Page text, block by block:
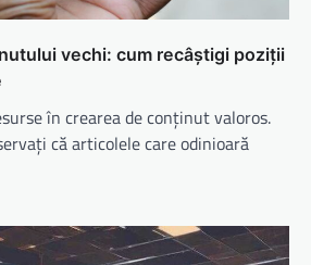
vechi: cum recâștigi poziții
în crearea de conținut valoros.
că articolele care odinioară